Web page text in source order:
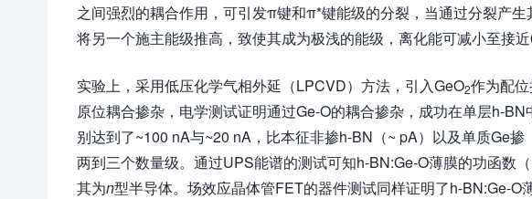
之间强烈的耦合作用，可引发π键和π*键能级的分裂，当通过分裂产
将另一个施主能级推高，致使其成为极浅的能级，离化能可减小至接近
实验上，采用低压化学气相外延（LPCVD）方法，引入GeO2作为配
原位耦合掺杂，电学测试证明通过Ge-O的耦合掺杂，成功在单层h-
别达到了~100 nA与~20 nA，比本征非掺h-BN（~ pA）以及单质Ge
两到三个数量级。通过UPS能谱的测试可知h-BN:Ge-O薄膜的功函数
其为n型半导体。场效应晶体管FET的器件测试同样证明了h-BN:Ge-O